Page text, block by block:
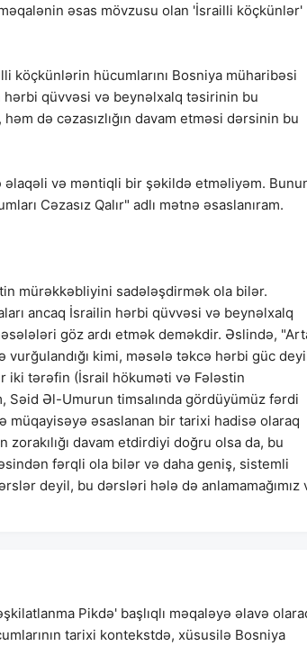
əsas mövzusu olan 'İsrailli köçkünlər'
köçkünlərin hücumlarını Bosniya müharibəsi
qüvvəsi və beynəlxalq təsirinin bu
də cəzasızlığın davam etməsi dərsinin bu
və məntiqli bir şəkildə etməliyəm.
Cəzasız Qalır" adlı mətnə əsaslanıram.
mürəkkəbliyini sadələşdirmək ola bilər.
ancaq İsrailin hərbi qüvvəsi və beynəlxalq
göz ardı etmək deməkdir. Əslində,
vurğulandığı kimi, məsələ təkcə hərbi güc
iki tərəfin (İsrail hökuməti və Fələstin
Səid Əl-Umurun timsalında gördüyümüz fərdi
müqayisəyə əsaslanan bir tarixi hadisə olaraq
zorakılığı davam etdirdiyi doğru olsa da, bu
fərqli ola bilər və daha geniş, sistemli
deyil, bu dərsləri hələ də anlamamağımız
Pikdə' başlıqlı məqaləyə əlavə
tarixi kontekstdə, xüsusilə Bosniya